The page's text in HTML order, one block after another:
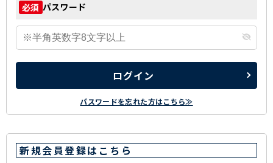
必須 パスワード
ログイン
パスワードを忘れた方はこちら≫
新規会員登録はこちら